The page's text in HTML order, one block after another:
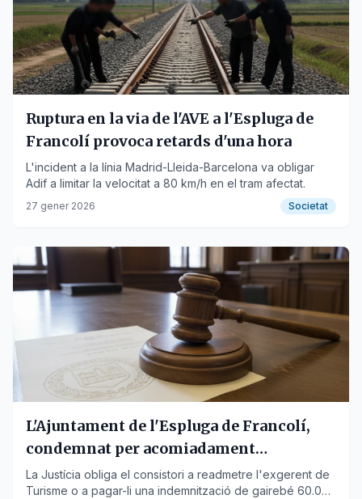
Ruptura en la via de l'AVE a l'Espluga de
Francolí provoca retards d'una hora
L'incident a la línia Madrid-Lleida-Barcelona va obligar
Adif a limitar la velocitat a 80 km/h en el tram afectat.
27 gener 2026 Societat
L'Ajuntament de l'Espluga de Francolí,
condemnat per acomiadament
improcedent
La Justícia obliga el consistori a readmetre l'exgerent de
Turisme o a pagar-li una indemnització de gairebé 60.000